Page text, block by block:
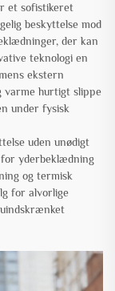
et sofistikeret
beskyttelse mod
der kan
teknologi en
ekstern
varme hurtigt slippe
under fysisk
uden unødigt
yderbeklædning
og termisk
for alvorlige